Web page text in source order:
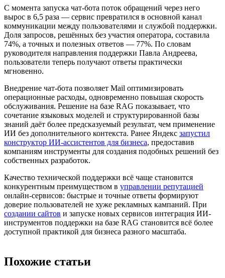
С момента запуска чат-бота поток обращений через него
вырос в 6,5 раза — сервис превратился в основной канал
коммуникации между пользователями и службой поддержки.
Доля запросов, решённых без участия оператора, составила
74%, а точных и полезных ответов — 77%. По словам
руководителя направления поддержки Павла Андреева,
пользователи теперь получают ответы практически
мгновенно.
Внедрение чат-бота позволяет Mail оптимизировать
операционные расходы, одновременно повышая скорость
обслуживания. Решение на базе RAG показывает, что
сочетание языковых моделей и структурированной базы
знаний даёт более предсказуемый результат, чем применение
ИИ без дополнительного контекста. Ранее Яндекс запустил
конструктор ИИ-ассистентов для бизнеса, предоставив
компаниям инструменты для создания подобных решений без
собственных разработок.
Качество технической поддержки всё чаще становится
конкурентным преимуществом в управлении репутацией
онлайн-сервисов: быстрые и точные ответы формируют
доверие пользователей не хуже рекламных кампаний. При
создании сайтов и запуске новых сервисов интеграция ИИ-
инструментов поддержки на базе RAG становится всё более
доступной практикой для бизнеса разного масштаба.
Похожие статьи